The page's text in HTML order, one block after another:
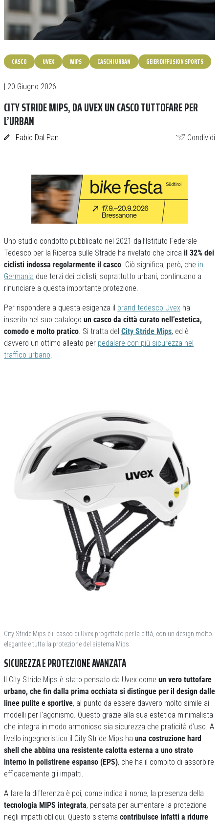
CASCO UVEX MIPS CASCHI URBAN GEIER DIFFUSION SPORTS
| 20 Giugno 2026
CITY STRIDE MIPS, DA UVEX UN CASCO TUTTOFARE PER
L’URBAN
Fabio Dal Pan Condividi
Uno studio condotto pubblicato nel 2021 dall’Istituto Federale
Tedesco per la Ricerca sulle Strade ha rivelato che circa il 32% dei
ciclisti indossa regolarmente il casco. Ciò significa, però, che in
Germania due terzi dei ciclisti, soprattutto urbani, continuano a
rinunciare a questa importante protezione.
Per rispondere a questa esigenza il brand tedesco Uvex ha
inserito nel suo catalogo un casco da città curato nell’estetica,
comodo e molto pratico. Si tratta del City Stride Mips, ed è
davvero un ottimo alleato per pedalare con più sicurezza nel
traffico urbano.
City Stride Mips è il casco di Uvex progettato per la città, con un design molto
elegante e tutta la protezione del sistema Mips
SICUREZZA E PROTEZIONE AVANZATA
Il City Stride Mips è stato pensato da Uvex come un vero tuttofare
urbano, che fin dalla prima occhiata si distingue per il design dalle
linee pulite e sportive, al punto da essere davvero molto simile ai
modelli per l’agonismo. Questo grazie alla sua estetica minimalista
che integra in modo armonioso sia sicurezza che praticità d’uso. A
livello ingegneristico il City Stride Mips ha una costruzione hard
shell che abbina una resistente calotta esterna a uno strato
interno in polistirene espanso (EPS), che ha il compito di assorbire
efficacemente gli impatti.
A fare la differenza è poi, come indica il nome, la presenza della
tecnologia MIPS integrata, pensata per aumentare la protezione
negli impatti obliqui. Questo sistema contribuisce infatti a ridurre